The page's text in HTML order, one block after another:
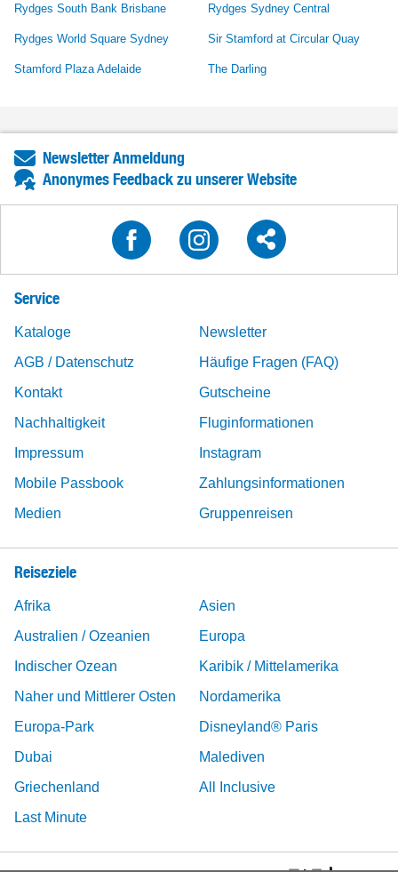
Rydges South Bank Brisbane Rydges Sydney Central
Rydges World Square Sydney Sir Stamford at Circular Quay
Stamford Plaza Adelaide The Darling
Newsletter Anmeldung
Anonymes Feedback zu unserer Website
Service
Kataloge
Newsletter
AGB / Datenschutz
Häufige Fragen (FAQ)
Kontakt
Gutscheine
Nachhaltigkeit
Fluginformationen
Impressum
Instagram
Mobile Passbook
Zahlungsinformationen
Medien
Gruppenreisen
Reiseziele
Afrika
Asien
Australien / Ozeanien
Europa
Indischer Ozean
Karibik / Mittelamerika
Naher und Mittlerer Osten
Nordamerika
Europa-Park
Disneyland® Paris
Dubai
Malediven
Griechenland
All Inclusive
Last Minute